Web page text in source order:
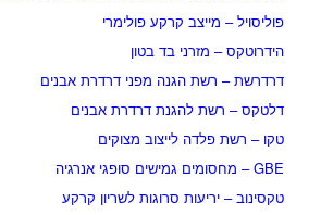
פוליסויל – מייצב קרקע פולימרי
הידרוטקס – מזרני בד בטון
דרדרשת – רשת הגנה מפני דרדרת אבנים
דלטקס – רשת להגנת דרדרת אבנים
טקו – רשת פלדה לייצוב מצוקים
GBE – מחסומים גמישים סופגי אנרגיה
טקסינוב – יריעות סרוגות לשריון קרקע